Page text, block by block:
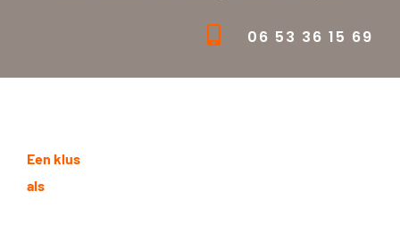
06 53 36 15 69
Een klus
als